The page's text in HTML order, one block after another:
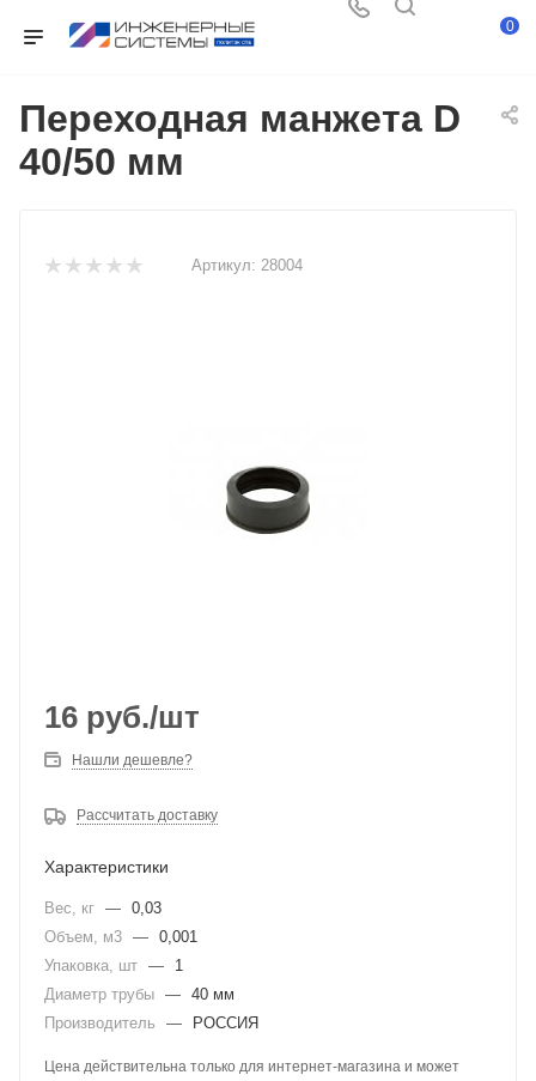
0
Переходная манжета D
40/50 мм
Артикул: 28004
16 руб./шт
Нашли дешевле?
Рассчитать доставку
Характеристики
Вес, кг — 0,03
Объем, м3 — 0,001
Упаковка, шт —
1
Диаметр трубы — 40 мм
Производитель
— РОССИЯ
Цена действительна только для интернет-магазина и может